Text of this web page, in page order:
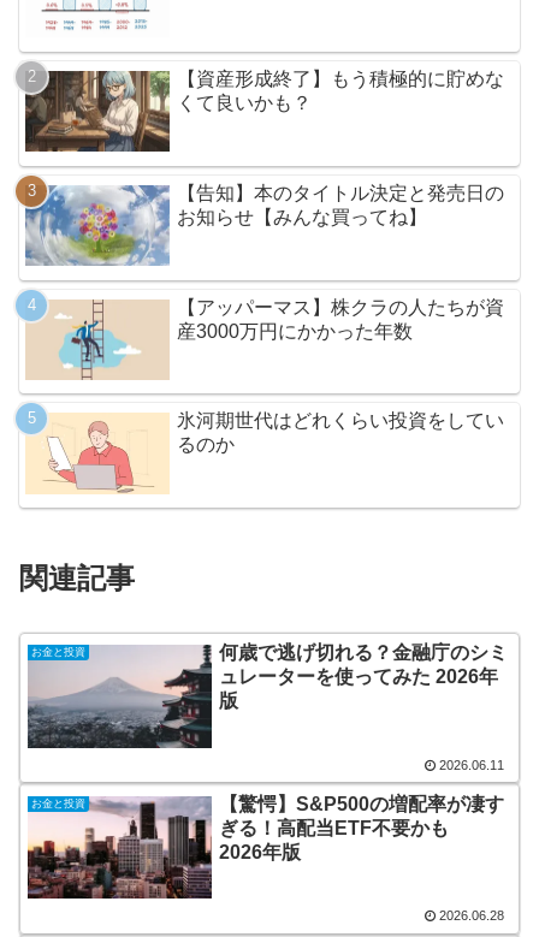
【資産形成終了】もう積極的に貯めな
くて良いかも？
【告知】本のタイトル決定と発売日の
お知らせ【みんな買ってね】
【アッパーマス】株クラの人たちが資
産3000万円にかかった年数
氷河期世代はどれくらい投資をしてい
るのか
関連記事
お金と投資
何歳で逃げ切れる？金融庁のシミ
ュレーターを使ってみた 2026年
版
2026.06.11
お金と投資
【驚愕】S&P500の増配率が凄す
ぎる！高配当ETF不要かも
2026年版
2026.06.28